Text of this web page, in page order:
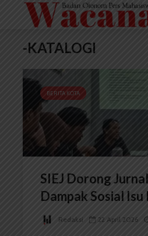
-KATALOGI
BERITA KOTA
SIEJ Dorong
Dampak Sosial Isu
Redaksi 22 April 2026